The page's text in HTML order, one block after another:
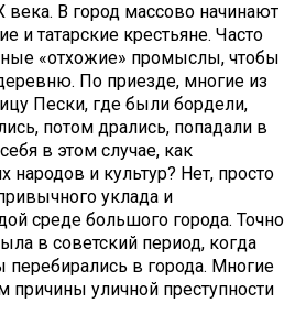
века. В город массово начинают
и татарские крестьяне. Часто
«отхожие» промыслы, чтобы
По приезде, многие из
Пески, где были бордели,
потом дрались, попадали в
в этом случае, как
народов и культур? Нет, просто
уклада и
среде большого города. Точно
в советский период, когда
в города. Многие
причины уличной преступности